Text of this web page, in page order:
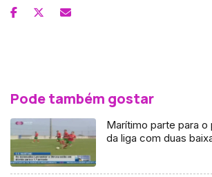
Pode também gostar
Marítimo parte para o
da liga com duas